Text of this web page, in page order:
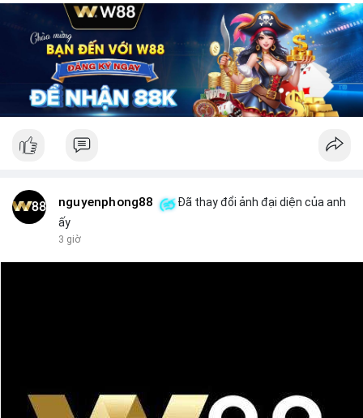
#titanbot
📰 Nguồn: CoinDesk
nguyenphong88
Đã thay đổi ảnh đại diện của anh
ấy
3 giờ